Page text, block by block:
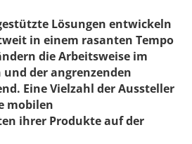
Lösungen entwickeln
in einem rasanten Tempo
die Arbeitsweise im
der angrenzenden
Eine Vielzahl der Aussteller
mobilen
ihrer Produkte auf der